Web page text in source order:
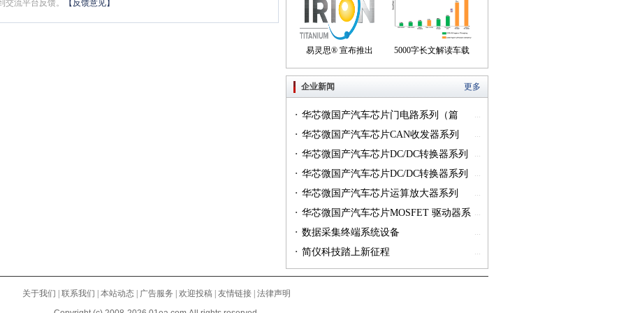
流平台反馈。 【反馈意见】
们身边
易灵思® 宣布推出
Trion® Titanium FPGA
系列
5000字长文解读车载
USB供电的方方面面
企业新闻
更多
...
· 华芯微国产汽车芯片门电路系列（篇
一）
...
· 华芯微国产汽车芯片CAN收发器系列
（篇一）
...
· 华芯微国产汽车芯片DC/DC转换器系列
...
· 华芯微国产汽车芯片DC/DC转换器系列
...
· 华芯微国产汽车芯片运算放大器系列
（篇一）
...
· 华芯微国产汽车芯片MOSFET 驱动器系
列（篇一）
...
· 数据采集终端系统设备
...
· 简仪科技踏上新征程
关于我们 联系我们 本站动态 广告服务 欢迎投稿 友情链接 法律声明